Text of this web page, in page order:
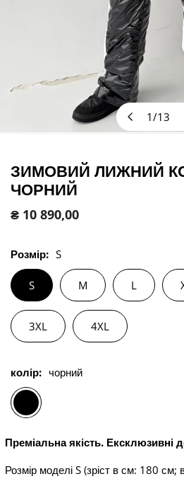
1/
з
13
ЗИМОВИЙ ЛИЖНИЙ
ЧОРНИЙ
Звичайна
₴ 10 890,00
Розмір: S
S M L
3XL 4XL
колір: чорний
Преміальна якість. Ексклюзивні
Розмір моделі S (зріст в см: 180 см;